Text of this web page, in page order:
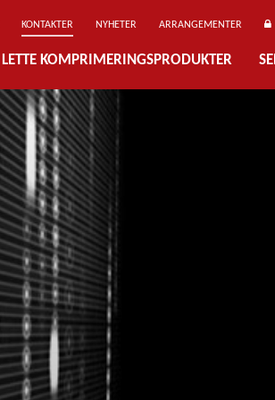
KONTAKTER NYHETER ARRANGEMENTER
LETTE KOMPRIMERINGSPRODUKTER